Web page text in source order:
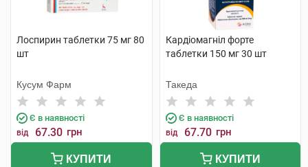
Лоспирин таблетки 75 мг 80
шт
Кусум Фарм
Є в наявності
від 67.30 грн
КУПИТИ
Кардіомагніл форте
таблетки 150 мг 30 шт
Такеда
Є в наявності
від 67.70 грн
КУПИТИ